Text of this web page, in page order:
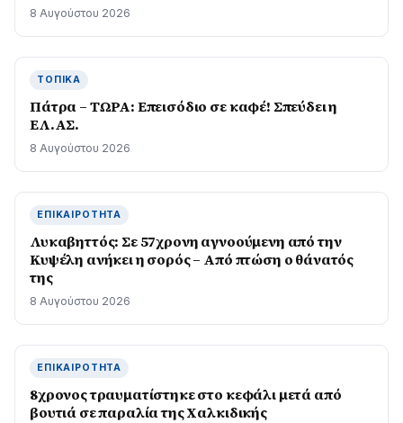
8 Αυγούστου 2026
ΤΟΠΙΚΆ
Πάτρα – ΤΩΡΑ: Επεισόδιο σε καφέ! Σπεύδει η
ΕΛ.ΑΣ.
8 Αυγούστου 2026
ΕΠΙΚΑΙΡΌΤΗΤΑ
Λυκαβηττός: Σε 57χρονη αγνοούμενη από την
Κυψέλη ανήκει η σορός – Από πτώση ο θάνατός
της
8 Αυγούστου 2026
ΕΠΙΚΑΙΡΌΤΗΤΑ
8χρονος τραυματίστηκε στο κεφάλι μετά από
βουτιά σε παραλία της Χαλκιδικής